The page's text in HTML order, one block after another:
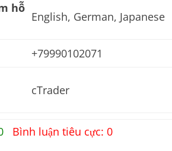
hỗ
English, German, Japanese
+79990102071
cTrader
Bình luận tiêu cực: 0